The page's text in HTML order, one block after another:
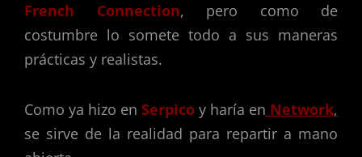
French Connection, pero como de
costumbre lo somete todo a sus maneras
prácticas y realistas.
Como ya hizo en Serpico y haría en Network,
se sirve de la realidad para repartir a mano